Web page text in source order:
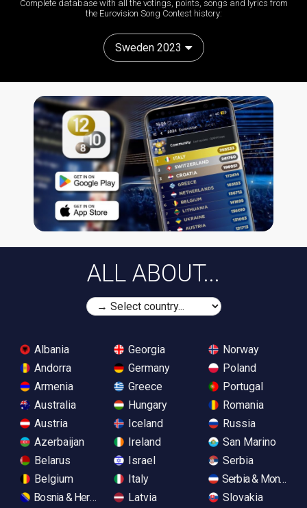
Complete database with all the votings, points, songs and lyrics from
the Eurovision Song Contest history:
Sweden 2023
ALL ABOUT...
Albania
Andorra
Armenia
Australia
Austria
Azerbaijan
Belarus
Belgium
Bosnia & Herzegovina
Georgia
Germany
Greece
Hungary
Iceland
Ireland
Israel
Italy
Latvia
Norway
Poland
Portugal
Romania
Russia
San Marino
Serbia
Serbia &
Slovakia